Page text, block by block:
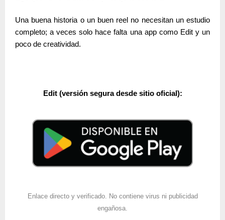
Una buena historia o un buen reel no necesitan un estudio
completo; a veces solo hace falta una app como Edit y un
poco de creatividad.
Edit(versión segura desde sitio oficial):
Enlace directo y verificado. No contiene virus ni publicidad
engañosa.